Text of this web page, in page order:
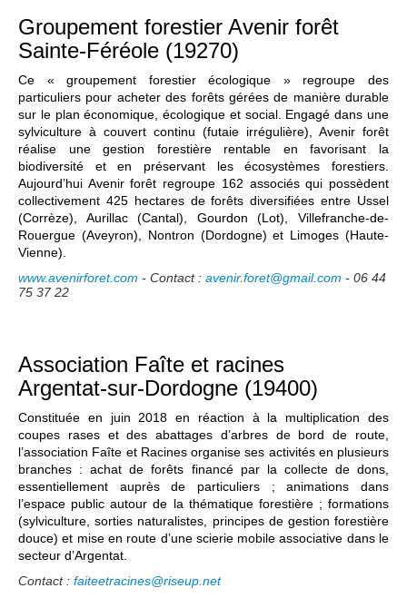
Groupement forestier Avenir forêt
Sainte-Féréole (19270)
Ce « groupement forestier écologique » regroupe des
particuliers pour acheter des forêts gérées de manière durable
sur le plan économique, écologique et social. Engagé dans une
sylviculture à couvert continu (futaie irrégulière), Avenir forêt
réalise une gestion forestière rentable en favorisant la
biodiversité et en préservant les écosystèmes forestiers.
Aujourd’hui Avenir forêt regroupe 162 associés qui possèdent
collectivement 425 hectares de forêts diversifiées entre Ussel
(Corrèze), Aurillac (Cantal), Gourdon (Lot), Villefranche-de-
Rouergue (Aveyron), Nontron (Dordogne) et Limoges (Haute-
Vienne).
www.avenirforet.com - Contact : avenir.foret@gmail.com - 06 44
75 37 22
Association Faîte et racines
Argentat-sur-Dordogne (19400)
Constituée en juin 2018 en réaction à la multiplication des
coupes rases et des abattages d’arbres de bord de route,
l’association Faîte et Racines organise ses activités en plusieurs
branches : achat de forêts financé par la collecte de dons,
essentiellement auprès de particuliers ; animations dans
l’espace public autour de la thématique forestière ; formations
(sylviculture, sorties naturalistes, principes de gestion forestière
douce) et mise en route d’une scierie mobile associative dans le
secteur d’Argentat.
Contact : faiteetracines@riseup.net